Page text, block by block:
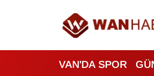
VAN'DA SPOR
ASAYİŞ
Van Nöbetçi Eczaneler
Van Hava Durumu